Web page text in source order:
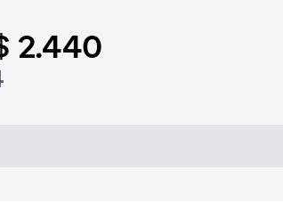
2.440